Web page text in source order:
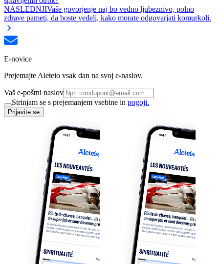
NASLEDNJIVaše govorjenje naj bo vedno ljubeznivo, polno
zdrave pameti, da boste vedeli, kako morate odgovarjati komurkoli.
E-novice
Prejemajte Aleteio vsak dan na svoj e-naslov.
Vaš e-poštni naslov
Strinjam se s prejemanjem vsebine in pogoji.
Prijavite se